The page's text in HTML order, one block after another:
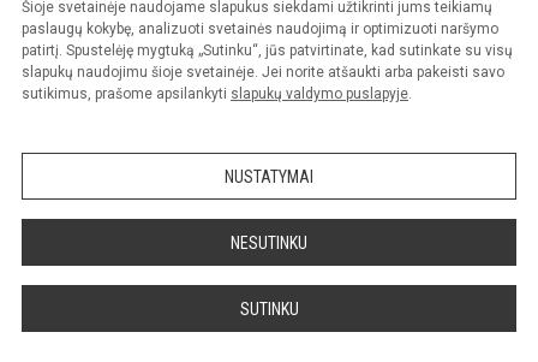
Šioje svetainėje naudojame slapukus siekdami užtikrinti jums teikiamų
paslaugų kokybę, analizuoti svetainės naudojimą ir optimizuoti naršymo
patirtį. Spustelėję mygtuką „Sutinku“, jūs patvirtinate, kad sutinkate su visų
slapukų naudojimu šioje svetainėje. Jei norite atšaukti arba pakeisti savo
sutikimus, prašome apsilankyti slapukų valdymo puslapyje.
NUSTATYMAI
NESUTINKU
SUTINKU
© 2026. Vilniaus Antakalnio gimnazija. Visos teisės saugomos.
Kopijuoti turinį be raštiško gimnazijos sutikimo griežtai draudžiama.
Versija neįgaliesiems Slapukų valdymas